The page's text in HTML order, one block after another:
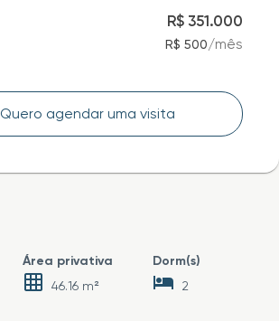
R$ 351.000
R$ 500/mês
Quero agendar uma visita
Área privativa
46.16 m²
Dorm(s)
2